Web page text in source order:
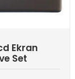
Ekran
Set